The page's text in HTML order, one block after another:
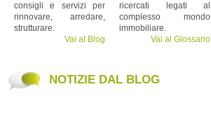
consigli e servizi per
rinnovare, arredare,
strutturare.
Vai al Blog
ricercati legati al
complesso mondo
immobiliare.
Vai al Glossario
NOTIZIE DAL BLOG